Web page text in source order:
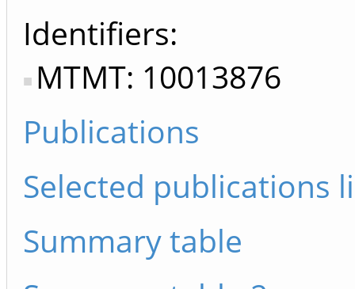
Identifiers
MTMT: 10013876
Publications
Selected publications
Summary table